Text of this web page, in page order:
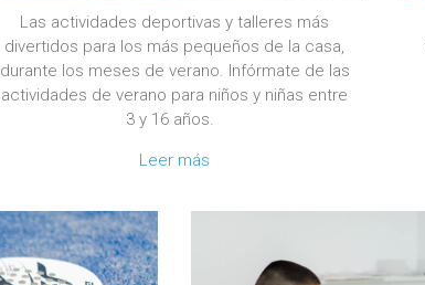
Las actividades deportivas y talleres más
divertidos para los más pequeños de la casa,
durante los meses de verano. Infórmate de las
actividades de verano para niños y niñas entre
3 y 16 años.
Leer más